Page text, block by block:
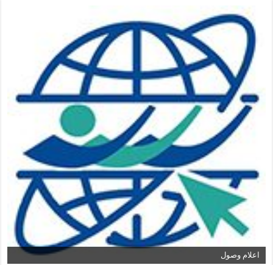
اعلام وصول